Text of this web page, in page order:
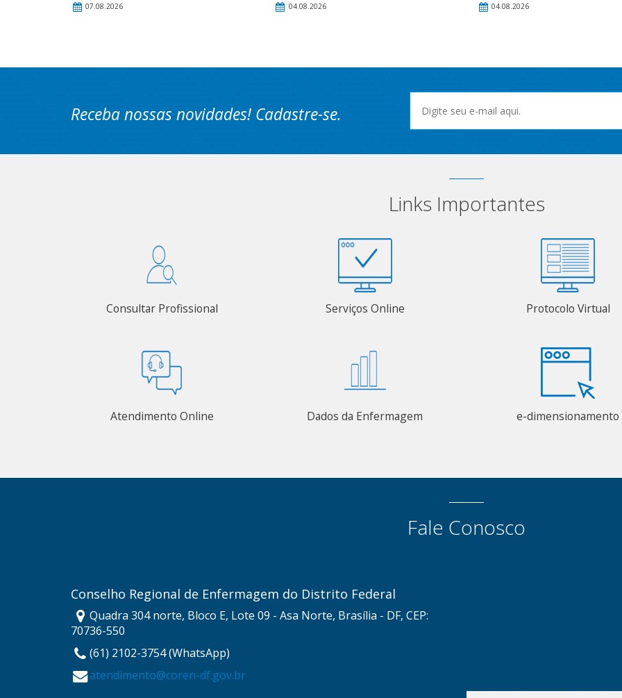
07.08.2026 04.08.2026 04.08.2026
Receba nossas novidades! Cadastre-se.
Links Importantes
Consultar Profissional Serviços Online Protocolo Virtual
Atendimento Online Dados da Enfermagem e-dimensionamento
Fale Conosco
Conselho Regional de Enfermagem do Distrito Federal
Quadra 304 norte, Bloco E, Lote 09 - Asa Norte, Brasília - DF, CEP:
70736-550
(61) 2102-3754 (WhatsApp)
atendimento@coren-df.gov.br